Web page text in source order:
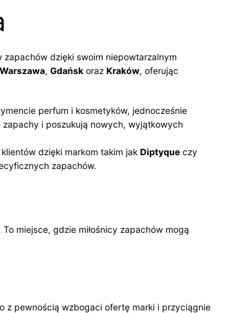
dzięki swoim niepowtarzalnym
Warszawa, Gdańsk oraz Kraków, oferując
perfum i kosmetyków, jednocześnie
i poszukują nowych, wyjątkowych
dzięki markom takim jak Diptyque czy
zapachów.
miejsce, gdzie miłośnicy zapachów mogą
z pewnością wzbogaci ofertę marki i przyciągnie